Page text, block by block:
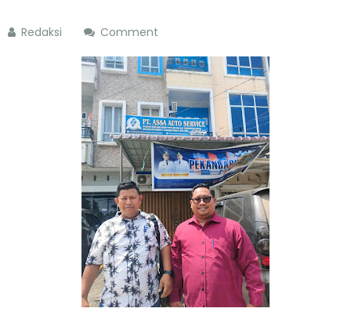
Redaksi Comment